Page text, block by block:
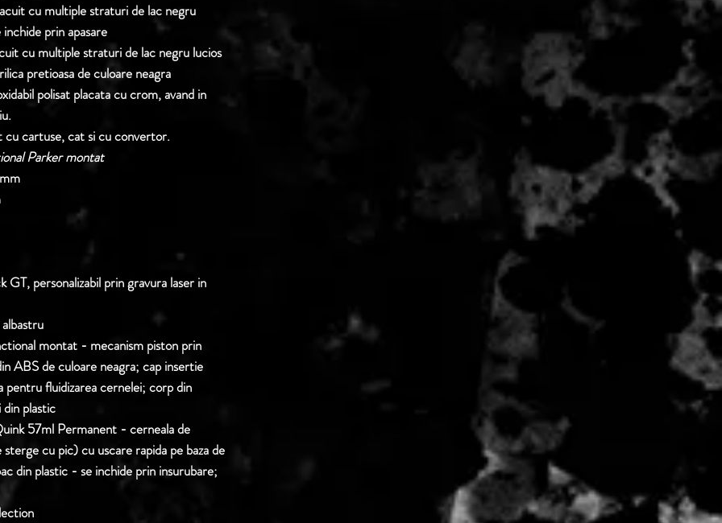
cu multiple straturi de lac negru
prin apasare
cu multiple straturi de lac negru lucios
pretioasa de culoare neagra
polisat placata cu crom, avand in
cu cartuse, cat si cu convertor.
Parker montat
personalizabil prin gravura laser in
montat - mecanism piston prin
ABS de culoare neagra; cap insertie
pentru fluidizarea cernelei; corp din
plastic
57ml Permanent - cerneala de
cu pic) cu uscare rapida pe baza de
din plastic - se inchide prin insurubare;